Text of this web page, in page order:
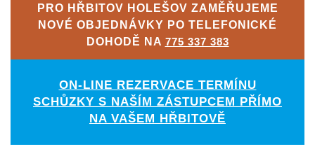
PRO HŘBITOV HOLEŠOV ZAMĚŘUJEME
NOVÉ OBJEDNÁVKY PO TELEFONICKÉ
DOHODĚ NA 775 337 383
ON-LINE REZERVACE TERMÍNU
SCHŮZKY S NAŠÍM ZÁSTUPCEM PŘÍMO
NA VAŠEM HŘBITOVĚ